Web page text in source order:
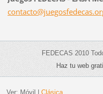
contacto@juegosfedecas.o
FEDECAS 2010
Haz tu web
Ver: Móvil | Clásica